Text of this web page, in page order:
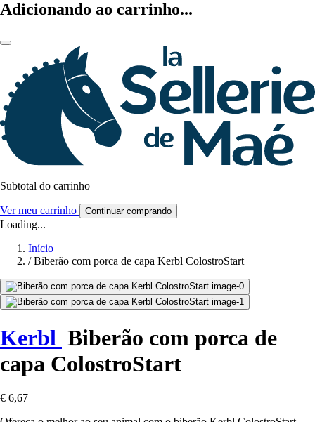
Adicionando ao carrinho...
Subtotal do carrinho
Ver meu carrinho Continuar comprando
Loading...
Início
/ Biberão com porca de capa Kerbl ColostroStart
Kerbl Biberão com porca de
capa ColostroStart
€ 6,67